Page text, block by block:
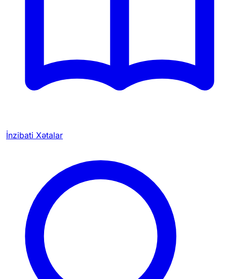
İnzibati Xətalar